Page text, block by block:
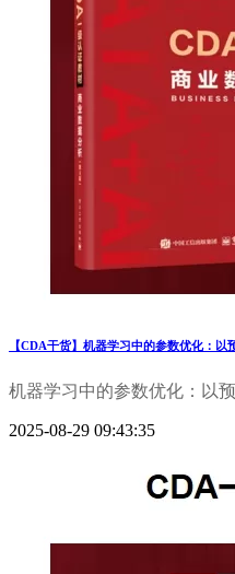
【CDA干货】机器学习中的参数优化：
机器学习中的参数优化：以
2025-08-29 09:43:35